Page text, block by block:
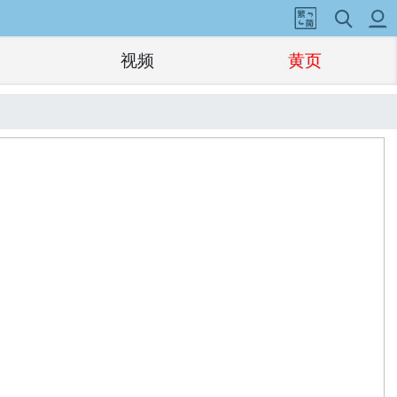
视频 黄页